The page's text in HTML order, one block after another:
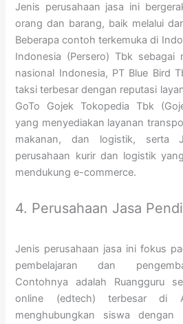
Jenis perusahaan jasa ini
orang dan barang, baik melalui
Beberapa contoh terkemuka di
Indonesia (Persero) Tbk sebagai
nasional Indonesia, PT Blue Bird
taksi terbesar dengan reputasi
GoTo Gojek Tokopedia Tbk
yang menyediakan layanan
makanan, dan logistik, serta
perusahaan kurir dan logistik
mendukung e-commerce.
4. Perusahaan Jasa
Jenis perusahaan jasa ini fokus
pembelajaran dan
Contohnya adalah Ruangguru
online (edtech) terbesar di
menghubungkan siswa dengan